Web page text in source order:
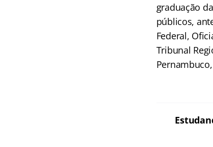
graduação
públicos,
Federal,
Tribunal